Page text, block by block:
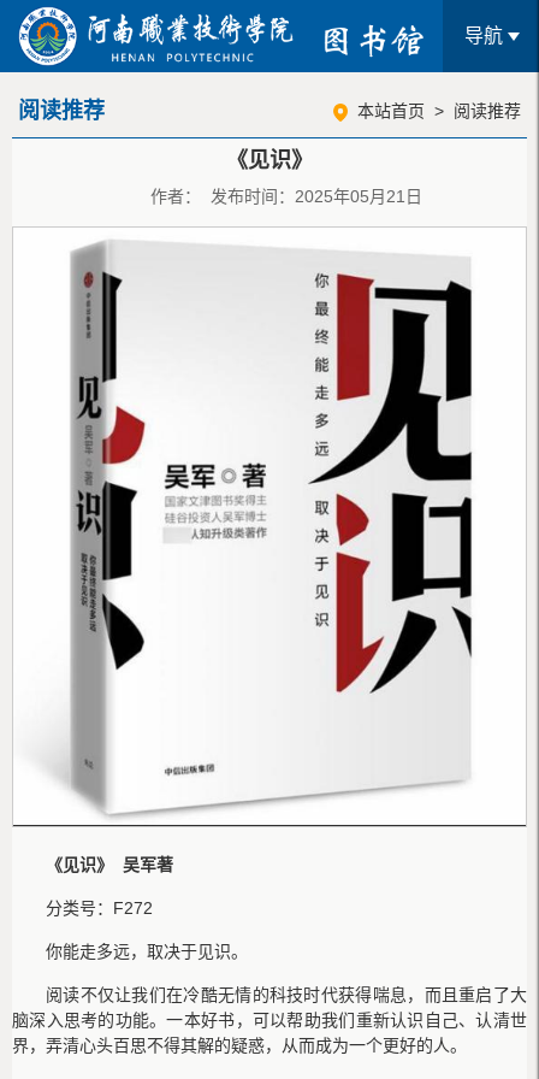
导航
阅读推荐 本站首页 > 阅读推荐
《见识》
作者： 发布时间：2025年05月21日
《见识》 吴军著
分类号：F272
你能走多远，取决于见识。
阅读不仅让我们在冷酷无情的科技时代获得喘息，而且重启了大
脑深入思考的功能。一本好书，可以帮助我们重新认识自己、认清世
界，弄清心头百思不得其解的疑惑，从而成为一个更好的人。